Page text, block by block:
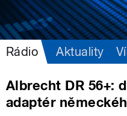
Rádio Aktuality
Albrecht DR 56+:
adaptér